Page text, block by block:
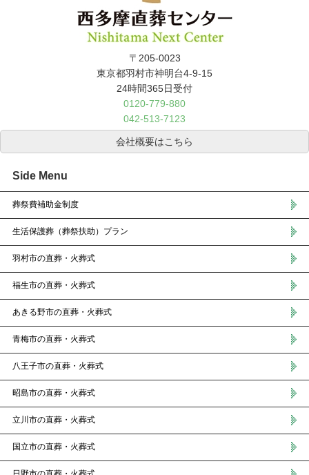
〒205-0023
東京都羽村市神明台4-9-15
24時間365日受付
0120-779-880
042-513-7123
会社概要はこちら
Side Menu
葬祭費補助金制度
生活保護葬（葬祭扶助）プラン
羽村市の直葬・火葬式
福生市の直葬・火葬式
あきる野市の直葬・火葬式
青梅市の直葬・火葬式
八王子市の直葬・火葬式
昭島市の直葬・火葬式
立川市の直葬・火葬式
国立市の直葬・火葬式